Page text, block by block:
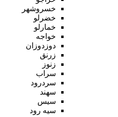
خسروشهر
خضرلو
خمارلو
خواجه
دوزدوزان
زرنق
زنوز
سراب
سردرود
سهند
سیس
سیه رود